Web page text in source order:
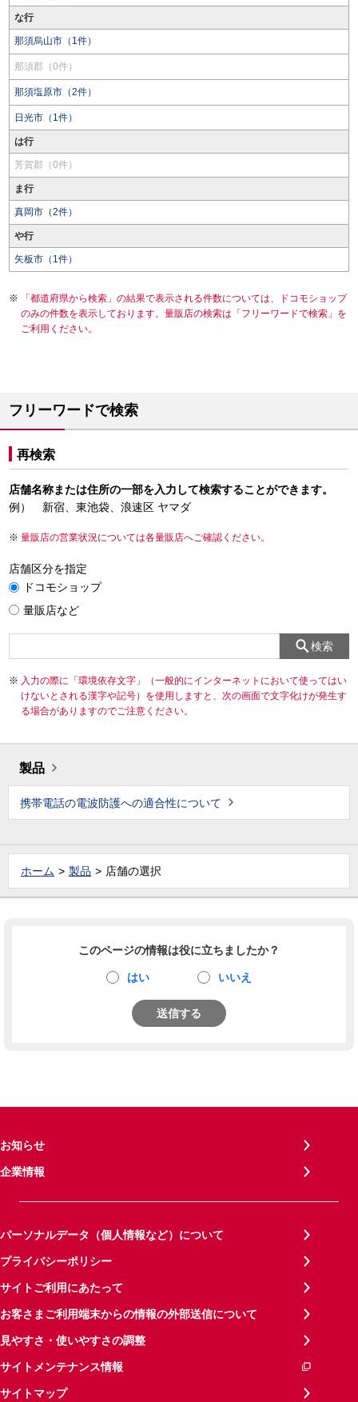
な行
那須烏山市（1件）
那須郡（0件）
那須塩原市（2件）
日光市（1件）
は行
芳賀郡（0件）
ま行
真岡市（2件）
や行
矢板市（1件）
「都道府県から検索」の結果で表示される件数については、ドコモショップ
のみの件数を表示しております。量販店の検索は「フリーワードで検索」を
ご利用ください。
フリーワードで検索
再検索
店舗名称または住所の一部を入力して検索することができます。
例） 新宿、東池袋、浪速区 ヤマダ
量販店の営業状況については各量販店へご確認ください。
店舗区分を指定
ドコモショップ
量販店など
検索
入力の際に「環境依存文字」（一般的にインターネットにおいて使ってはい
けないとされる漢字や記号）を使用しますと、次の画面で文字化けが発生す
る場合がありますのでご注意ください。
製品
携帯電話の電波防護への適合性について
ホーム 製品 店舗の選択
このページの情報は役に立ちましたか？
はい いいえ
送信する
お知らせ
企業情報
パーソナルデータ（個人情報など）について
プライバシーポリシー
サイトご利用にあたって
お客さまご利用端末からの情報の外部送信について
見やすさ・使いやすさの調整
サイトメンテナンス情報
サイトマップ